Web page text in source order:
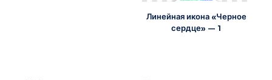
Линейная икона «Черное
сердце» — 1